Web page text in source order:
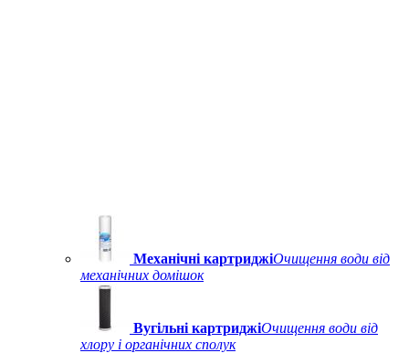
Механічні картриджіОчищення води від
механічних домішок
Вугільні картриджіОчищення води від
хлору і органічних сполук